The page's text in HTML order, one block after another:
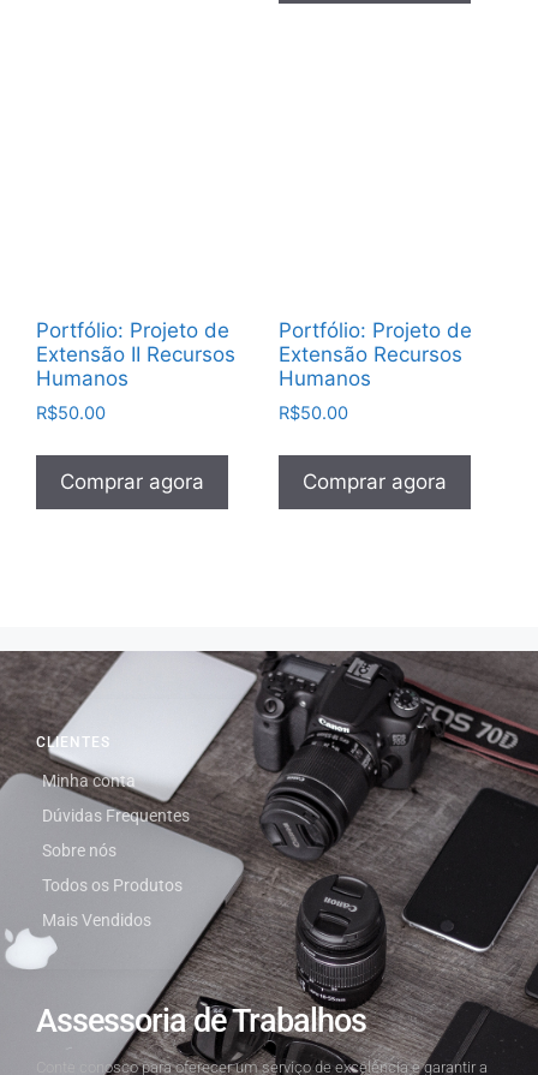
Portfólio: Projeto de
Extensão II Recursos
Humanos
R$50.00
Comprar agora
Portfólio: Projeto de
Extensão Recursos
Humanos
R$50.00
Comprar agora
Assessoria de Trabalhos
Conte conosco para oferecer um serviço de excelência e garantir a
CLIENTES
Minha conta
Dúvidas Frequentes
Sobre nós
Todos os Produtos
Mais Vendidos